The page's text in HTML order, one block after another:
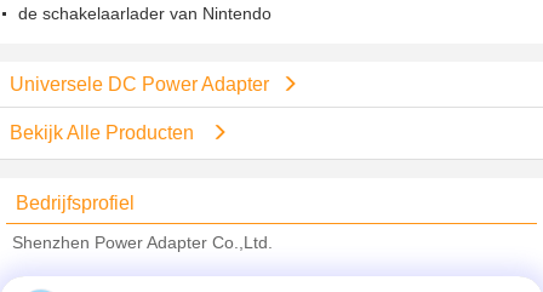
de schakelaarlader van Nintendo
Universele DC Power Adapter
Bekijk Alle Producten
Bedrijfsprofiel
Shenzhen Power Adapter Co.,Ltd.